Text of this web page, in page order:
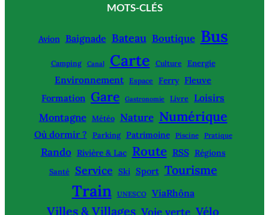
MOTS-CLÉS
Avion Baignade Bateau Boutique Bus
Camping Canal Carte Culture Energie
Environnement Espace Ferry Fleuve
Formation Gare Gastronomie Livre Loisirs
Montagne Météo Nature Numérique
Où dormir ? Parking Patrimoine Piscine Pratique
Rando Rivière & Lac Route RSS Régions
Santé Service Ski Sport Tourisme
Train UNESCO ViaRhôna
Villes & Villages Voie verte Vélo